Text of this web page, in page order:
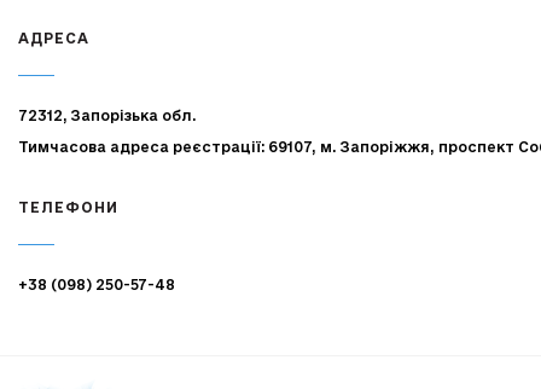
АДРЕСА
72312, Запорізька обл.
Тимчасова адреса реєстрації: 69107, м. Запоріжжя, проспект
ТЕЛЕФОНИ
+38 (098) 250-57-48